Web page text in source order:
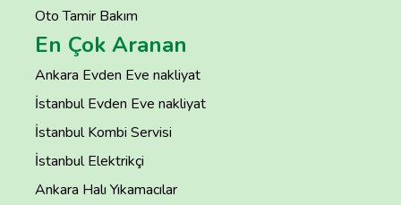
Oto Tamir Bakım
En Çok Aranan
Ankara Evden Eve nakliyat
İstanbul Evden Eve nakliyat
İstanbul Kombi Servisi
İstanbul Elektrikçi
Ankara Halı Yıkamacılar